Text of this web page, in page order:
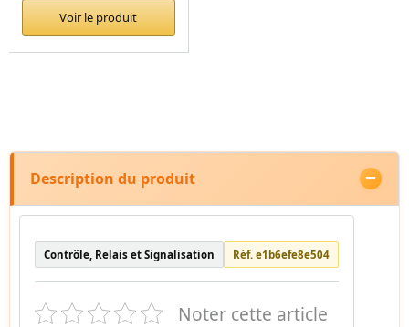
Voir le produit
Description du produit
Contrôle, Relais et Signalisation Réf. e1b6efe8e504
Noter cette article